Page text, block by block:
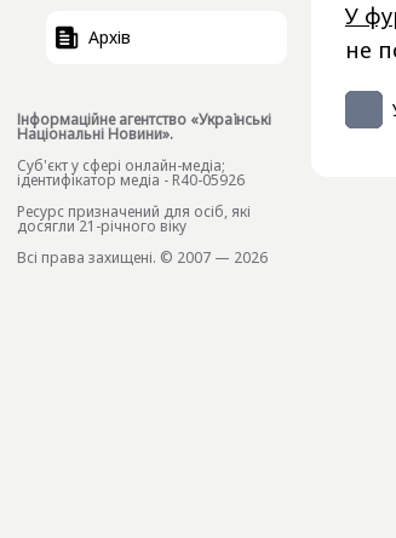
Архів
Інформаційне агентство «Українські
Національні Новини».
Cуб'єкт у сфері онлайн-медіа;
ідентифікатор медіа - R40-05926
Ресурс призначений для осіб, які
досягли 21-річного віку
Всі права захищені. © 2007 — 2026
У
не